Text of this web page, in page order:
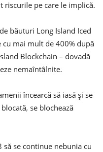
riscurile pe care le implică.
băuturi Long Island Iced
cu mai mult de 400% după
Blockchain – dovadă
nemaîntâlnite.
încearcă să iasă și se
se blochează
să se continue nebunia cu